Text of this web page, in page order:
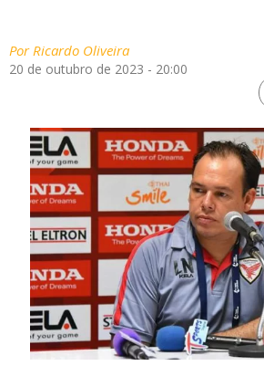
PorRicardo Oliveira
20 de outubro de 2023 - 20:00